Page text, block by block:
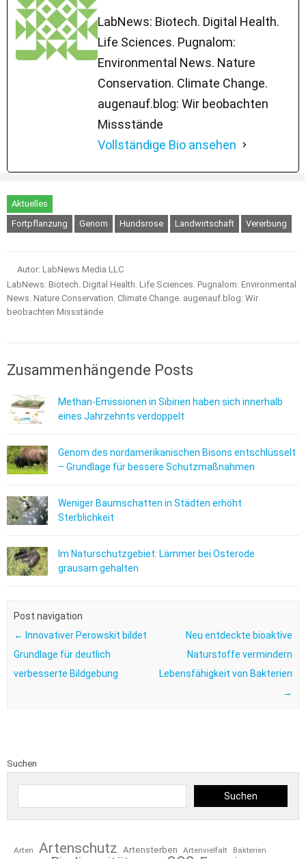
LabNews: Biotech. Digital Health.
Life Sciences. Pugnalom:
Environmental News. Nature
Conservation. Climate Change.
augenauf.blog: Wir beobachten
Missstände
Vollständige Bio ansehen
Aktuelles
Fortpflanzung
Genom Hundsrose Landwirtschaft Vererbung
Autor: LabNews Media LLC
LabNews: Biotech. Digital Health. Life Sciences. Pugnalom: Environmental
News. Nature Conservation. Climate Change. augenauf.blog: Wir
beobachten Missstände
Zusammenhängende Posts
Methan-Emissionen in Sibirien haben sich innerhalb
eines Jahrzehnts verdoppelt
Genom des nordamerikanischen Bisons entschlüsselt
– Grundlage für bessere Schutzmaßnahmen
Weniger Baumschatten in Städten erhöht
Sterblichkeit
Im Naturschutzgebiet: Lämmer bei Osterode
grausam gehalten
Post navigation
← Innovativer Perowskit bildet
Grundlage für deutlich
verbesserte Bildgebung
Neu entdeckte bioaktive
Naturstoffe vermindern
Lebensfähigkeit von Bakterien
→
Suchen
Suchen
Arten Artenschutz Artensterben Artenvielfalt Bakterien